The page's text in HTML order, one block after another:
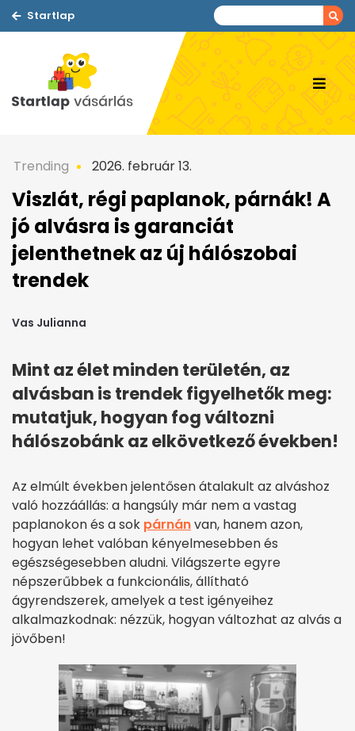
Startlap
Trending 2026. február 13.
Viszlát, régi paplanok, párnák! A
jó alvásra is garanciát
jelenthetnek az új hálószobai
trendek
Vas Julianna
Mint az élet minden területén, az
alvásban is trendek figyelhetők meg:
mutatjuk, hogyan fog változni
hálószobánk az elkövetkező években!
Az elmúlt években jelentősen átalakult az alváshoz
való hozzáállás: a hangsúly már nem a vastag
paplanokon és a sok párnánvan, hanem azon,
hogyan lehet valóban kényelmesebben és
egészségesebben aludni. Világszerte egyre
népszerűbbek a funkcionális, állítható
ágyrendszerek, amelyek a test igényeihez
alkalmazkodnak: nézzük, hogyan változhat az alvás a
jövőben!